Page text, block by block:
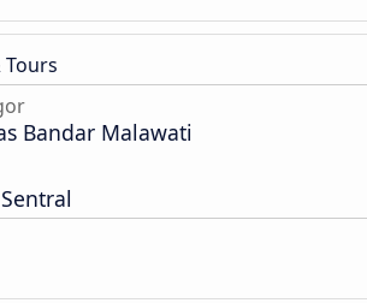
Tours
Bandar Malawati